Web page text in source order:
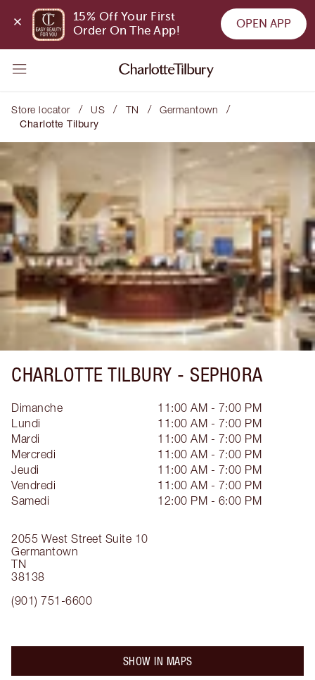
15% Off Your First
Order On The App!
OPEN APP
Store locator / US / TN / Germantown /
Charlotte Tilbury
CHARLOTTE TILBURY - SEPHORA
2055 West Street Suite 10
Germantown
TN
38138
(901) 751-6600
Dimanche
11:00 AM - 7:00 PM
Lundi
11:00 AM - 7:00 PM
Mardi
11:00 AM - 7:00 PM
Mercredi
11:00 AM - 7:00 PM
Jeudi
11:00 AM - 7:00 PM
Vendredi
11:00 AM - 7:00 PM
Samedi
12:00 PM - 6:00 PM
SHOW IN MAPS